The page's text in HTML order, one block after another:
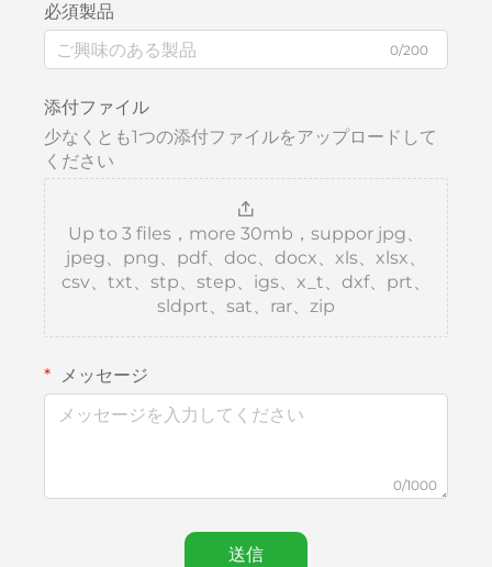
必須製品
0/200
添付ファイル
少なくとも1つの添付ファイルをアップロードして
ください
Up to 3 files，more 30mb，suppor jpg、
jpeg、png、pdf、doc、docx、xls、xlsx、
csv、txt、stp、step、igs、x_t、dxf、prt、
sldprt、sat、rar、zip
メッセージ
0/1000
送信